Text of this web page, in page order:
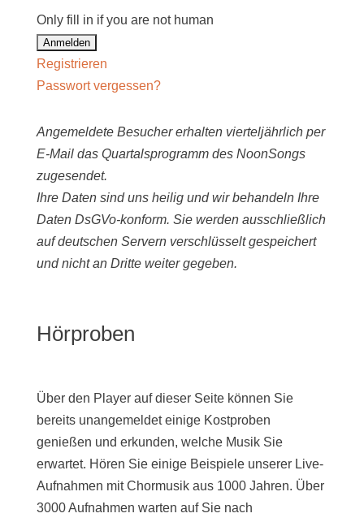
Only fill in if you are not human
Registrieren
Passwort vergessen?
Angemeldete Besucher erhalten vierteljährlich per
E-Mail das Quartalsprogramm des NoonSongs
zugesendet.
Ihre Daten sind uns heilig und wir behandeln Ihre
Daten DsGVo-konform. Sie werden ausschließlich
auf deutschen Servern verschlüsselt gespeichert
und nicht an Dritte weiter gegeben.
Hörproben
Über den Player auf dieser Seite können Sie
bereits unangemeldet einige Kostproben
genießen und erkunden, welche Musik Sie
erwartet. Hören Sie einige Beispiele unserer Live-
Aufnahmen mit Chormusik aus 1000 Jahren. Über
3000 Aufnahmen warten auf Sie nach